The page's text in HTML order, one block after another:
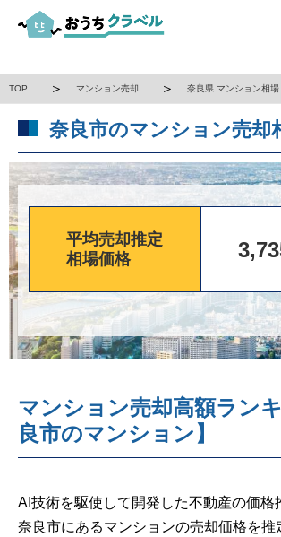
TOP マンション売却 奈良県 マンション相場
奈良市のマンション売却
平均売却推定
相場価格
マンション売却高額ラン
良市のマンション】
AI技術を駆使して開発した不動産の価格
奈良市にあるマンションの売却価格を推